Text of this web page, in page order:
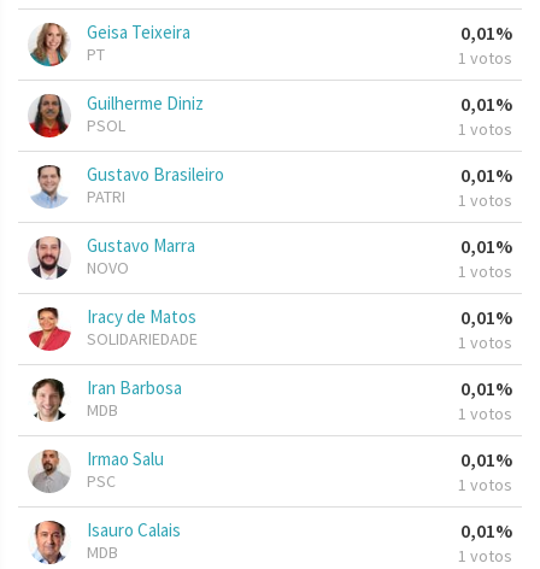
Geisa Teixeira
PT
0,01%
1 votos
Guilherme Diniz
PSOL
0,01%
1 votos
Gustavo Brasileiro
PATRI
0,01%
1 votos
Gustavo Marra
NOVO
0,01%
1 votos
Iracy de Matos
SOLIDARIEDADE
0,01%
1 votos
Iran Barbosa
MDB
0,01%
1 votos
Irmao Salu
PSC
0,01%
1 votos
Isauro Calais
MDB
0,01%
1 votos